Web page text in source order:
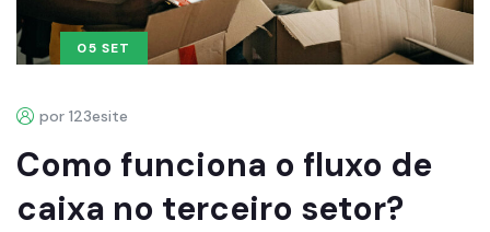
05 SET
por 123esite
Como funciona o fluxo de
caixa no terceiro setor?